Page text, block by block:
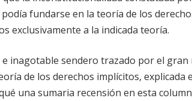
fundarse en la teoría de los
exclusivamente a la indicada teoría.
inagotable sendero trazado por el
de los derechos implícitos, explicada
una sumaria recensión en esta